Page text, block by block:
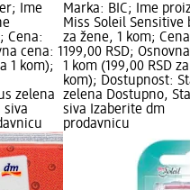
Ime
Cena:
cena: 1
1 kom);
zelena
siva
Marka: BIC; Ime
Miss Soleil Sensitive
za žene, 1 kom;
199,00 RSD;
1 kom (199,00 RSD za
kom); Dostupnost:
zelena Dostupno,
siva Izaberite dm
prodavnicu